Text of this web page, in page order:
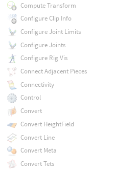
Compute Transform
Configure Clip Info
Configure Joint Limits
Configure Joints
Configure Rig Vis
Connect Adjacent Pieces
Connectivity
Control
Convert
Convert HeightField
Convert Line
Convert Meta
Convert Tets